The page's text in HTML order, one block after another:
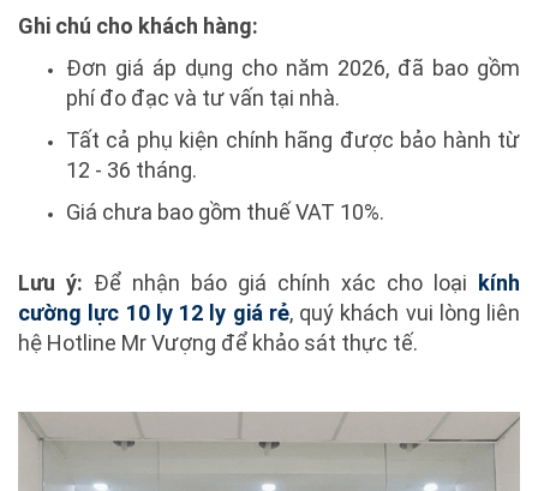
Ghi chú cho khách hàng:
Đơn giá áp dụng cho năm 2026, đã bao gồm
phí đo đạc và tư vấn tại nhà.
Tất cả phụ kiện chính hãng được bảo hành từ
12 - 36 tháng.
Giá chưa bao gồm thuế VAT 10%.
Lưu ý: Để nhận báo giá chính xác cho loại kính
cường lực 10 ly 12 ly giá rẻ, quý khách vui lòng liên
hệ Hotline Mr Vượng để khảo sát thực tế.